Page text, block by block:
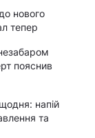
нового
тепер
пояснив
напій
та